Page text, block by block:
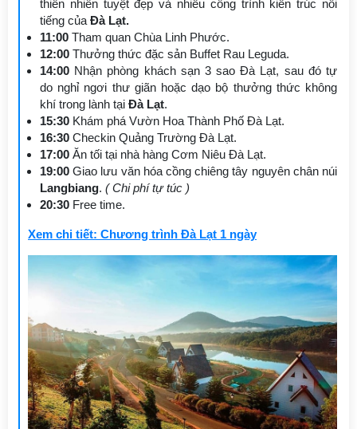
thiên nhiên tuyệt đẹp và nhiều công trình kiến trúc nổi
tiếng của Đà Lạt.
11:00 Tham quan Chùa Linh Phước.
12:00 Thưởng thức đặc sản Buffet Rau Leguda.
14:00 Nhận phòng khách sạn 3 sao Đà Lạt, sau đó tự
do nghỉ ngơi thư giãn hoặc dạo bộ thưởng thức không
khí trong lành tại Đà Lạt.
15:30 Khám phá Vườn Hoa Thành Phố Đà Lạt.
16:30 Checkin Quảng Trường Đà Lạt.
17:00 Ăn tối tại nhà hàng Cơm Niêu Đà Lạt.
19:00Giao lưu văn hóa cồng chiêng tây nguyên chân núi
Langbiang. ( Chi phí tự túc )
20:30 Free time.
Xem chi tiết: Chương trình Đà Lạt 1 ngày